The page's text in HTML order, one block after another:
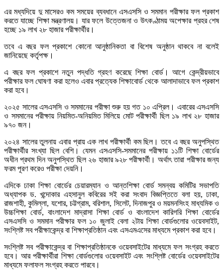
এর মধ্যদিয়ে দু মাসেরও কম সময়ের ব্যবধানে এসএসসি ও সমমান পরীক্ষার ফল প্রকাশ
করতে যাচ্ছে শিক্ষা মন্ত্রণালয়। যার ফলে উত্তেজনা ও উৎকণ্ঠাময় অপেক্ষার প্রহর শেষ
হচ্ছে ১৯ লাখ ২৮ হাজার পরীক্ষার্থীর।
তবে এ বছর ফল প্রকাশে কোনো আনুষ্ঠানিকতা বা বিশেষ অনুষ্ঠান থাকবে না বলেই
জানিয়েছে কর্তৃপক্ষ।
এ বছর ফল প্রকাশে নতুন পদ্ধতি গ্রহণ করেছে শিক্ষা বোর্ড। ‌আগে কেন্দ্রীয়ভাবে
পরীক্ষার ফল ঘোষণা করা হলেও এবার প্রত্যেক শিক্ষাবোর্ড থেকে আলাদাভাবে ফল প্রকাশ
করা হবে।
২০২৫ সালের এসএসসি ও সমমানের পরীক্ষা শুরু হয় গত ১০ এপ্রিল। এবারের এসএসসি
ও সমমানের পরীক্ষায় নিয়মিত-অনিয়মিত মিলিয়ে মোট পরীক্ষার্থী ছিল ১৯ লাখ ২৮ হাজার
৯৭০ জন।
২০২৪ সালের তুলনায় এবার প্রায় এক লাখ পরীক্ষার্থী কম ছিল। তবে এ বছর অনুপস্থিত
পরীক্ষার্থীর সংখ্যা ছিল বেশি। যেমন এসএসসি-সমমানের পরীক্ষায় ১১টি শিক্ষা বোর্ডের
অধীন প্রথম দিন অনুপস্থিত ছিল ২৬ হাজার ৯২৮ পরীক্ষার্থী। অর্থাৎ তারা পরীক্ষার জন্য
ফরম পূরণ করেও পরীক্ষা দেয়নি।
এদিকে ঢাকা শিক্ষা বোর্ডের চেয়ারম্যান ও আন্তশিক্ষা বোর্ড সমন্বয় কমিটির সভাপতি
অধ্যাপক ড. খন্দোকার এহসানুল কবিরের সই করা সংবাদ বিজ্ঞপ্তিতে বলা হয়, ঢাকা,
রাজশাহী, কুমিল্লা, যশোর, চট্টগ্রাম, বরিশাল, সিলেট, দিনাজপুর ও ময়মনসিংহ মাধ্যমিক ও
উচ্চশিক্ষা বোর্ড, বাংলাদেশ মাদ্রাসা শিক্ষা বোর্ড ও বাংলাদেশ কারিগরি শিক্ষা বোর্ডের
এসএসসি ও সমমান পরীক্ষার ফল ১০ জুলাই বেলা ২টায় শিক্ষা বোর্ডগুলোর ওয়েবসাইট,
সংশ্লিষ্ট সব পরীক্ষাকেন্দ্র বা শিক্ষাপ্রতিষ্ঠান এবং এসএমএসের মাধ্যমে প্রকাশ করা হবে।
সংশ্লিষ্ট সব পরীক্ষাকেন্দ্র বা শিক্ষাপ্রতিষ্ঠানকে ওয়েবসাইটের মাধ্যমে ফল সংগ্রহ করতে
হবে। আর পরীক্ষার্থীরা শিক্ষা বোর্ডগুলোর ওয়েবসাইট এবং সংশ্লিষ্ট বোর্ডের ওয়েবসাইটের
মাধ্যমে ফলাফল সংগ্রহ করতে পারবে।